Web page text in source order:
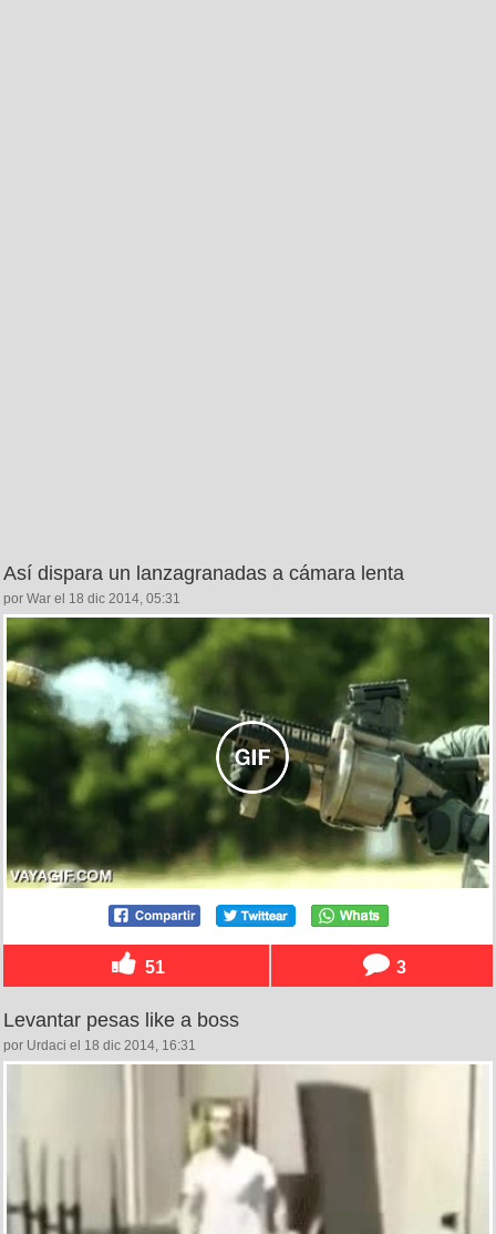
Así dispara un lanzagranadas a cámara lenta
por War el 18 dic 2014, 05:31
51 3
Levantar pesas like a boss
por Urdaci el 18 dic 2014, 16:31